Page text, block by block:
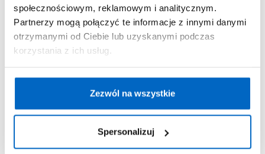
społecznościowym, reklamowym i analitycznym.
Partnerzy mogą połączyć te informacje z innymi danymi
otrzymanymi od Ciebie lub uzyskanymi podczas
korzystania z ich usług.
Zezwól na wszystkie
Spersonalizuj
właściwości?Emalia alkidowa (ftalowa), która
dodatkowo jest odporniejsza na wilgoć,
temperaturę czy szorowanie. Niestety, jest farbą
rozpuszczalnikową, więc nie zaleca się jej
Farba lateksowa
Dzięki temu malowana powierzchnia